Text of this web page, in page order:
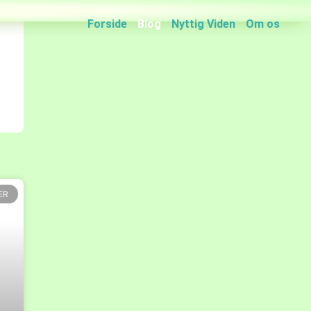
Forside Blog Nyttig Viden Om os